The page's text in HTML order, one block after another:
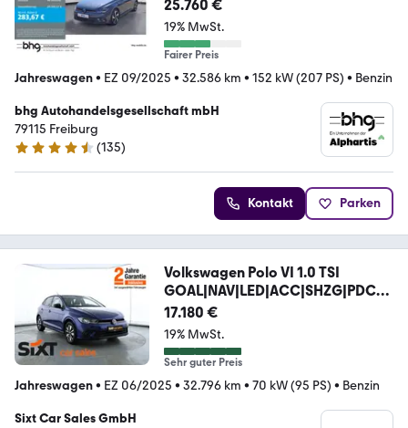
25.760 €
19% MwSt.
Fairer Preis
Jahreswagen• EZ 09/2025 • 32.586 km • 152 kW (207 PS) • Benzin
bhg Autohandelsgesellschaft mbH
79115 Freiburg
4.6 Sterne
(135)
Kontakt Parken
Volkswagen Polo VI 1.0 TSI
GOAL|NAV|LED|ACC|SHZG|PDC
v+h
17.180 €
19% MwSt.
Sehr guter Preis
Jahreswagen• EZ 06/2025 • 32.796 km • 70 kW (95 PS) • Benzin
Sixt Car Sales GmbH